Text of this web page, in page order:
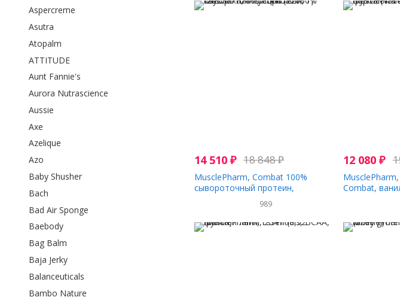
Aspercreme
Asutra
Atopalm
ATTITUDE
Aunt Fannie's
Aurora Nutrascience
Aussie
Axe
Azelique
Azo
Baby Shusher
Bach
Bad Air Sponge
Baebody
Bag Balm
Baja Jerky
Balanceuticals
Bambo Nature
14 510 ₽ 18 848₽
MusclePharm, Combat 100%
сывороточный протеин,
клубника, 80 унции (2269 г)
989
12 080₽
Combat,